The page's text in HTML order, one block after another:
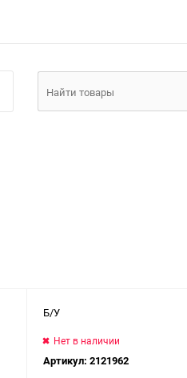
Б/У
Нет в наличии
Артикул: 2121962